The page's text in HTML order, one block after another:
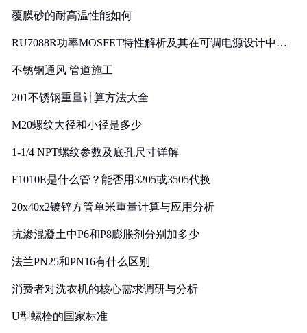
覆膜砂的耐高温性能如何
RU7088R功率MOSFET特性解析及其在可调电源设计中的
不锈钢通风 管道施工
201不锈钢重量计算方法大全
M20螺纹大径和小径是多少
1-1/4 NPT螺纹参数及底孔尺寸详解
F1010E是什么管？能否用3205或3505代换
20x40x2镀锌方管单米重量计算与应用分析
抗渗混凝土中P6和P8膨胀剂分别加多少
法兰PN25和PN16有什么区别
消费者对洗衣机的核心需求调研与分析
U型螺栓的国家标准